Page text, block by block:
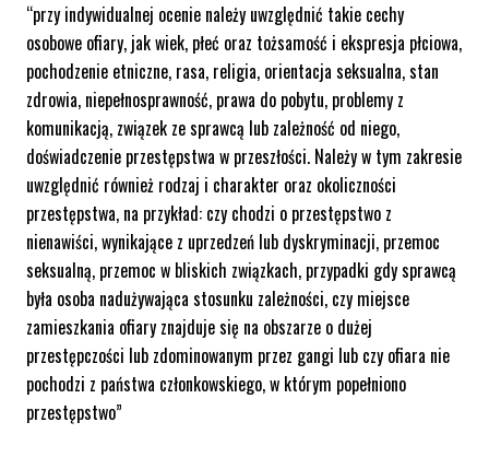
“przy indywidualnej ocenie należy uwzględnić takie cechy
osobowe ofiary, jak wiek, płeć oraz tożsamość i ekspresja płciowa,
pochodzenie etniczne, rasa, religia, orientacja seksualna, stan
zdrowia, niepełnosprawność, prawa do pobytu, problemy z
komunikacją, związek ze sprawcą lub zależność od niego,
doświadczenie przestępstwa w przeszłości. Należy w tym zakresie
uwzględnić również rodzaj i charakter oraz okoliczności
przestępstwa, na przykład: czy chodzi o przestępstwo z
nienawiści, wynikające z uprzedzeń lub dyskryminacji, przemoc
seksualną, przemoc w bliskich związkach, przypadki gdy sprawcą
była osoba nadużywająca stosunku zależności, czy miejsce
zamieszkania ofiary znajduje się na obszarze o dużej
przestępczości lub zdominowanym przez gangi lub czy ofiara nie
pochodzi z państwa członkowskiego, w którym popełniono
przestępstwo”